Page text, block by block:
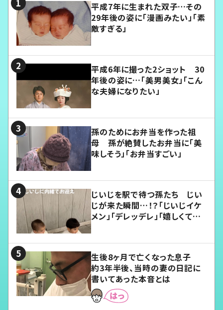
平成7年に生まれた双子…その
29年後の姿に「漫画みたい」「素
敵すぎる」
平成6年に撮った2ショット 30
年後の姿に…「美男美女」「こん
な夫婦になりたい」
孫のためにお弁当を作った祖
母 孫が絶賛したお弁当に「美
味しそう」「お弁当すごい」
じいじを駅で待つ孫たち じい
じが来た瞬間…！？「じいじイケ
メン」「デレッデレ」「嬉しくて可
生後8ヶ月で亡くなった息子
約3年半後、当時の妻の日記に
書いてあった本音とは